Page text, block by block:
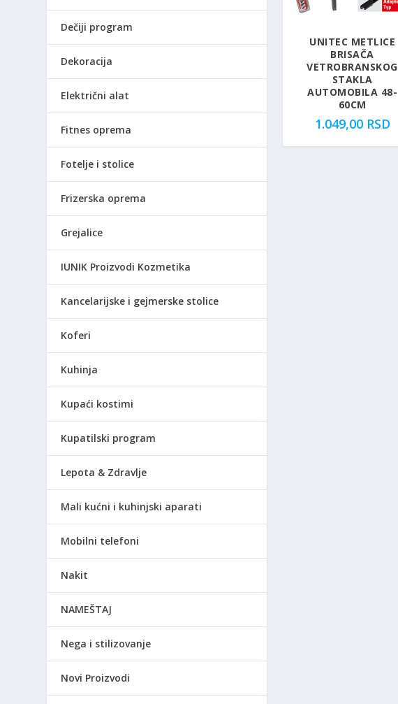
UNITEC METLICE
BRISAČA
VETROBRANSKOG
STAKLA
AUTOMOBILA 48-
60CM
1.049,00 RSD
Dečiji program
Dekoracija
Električni alat
Fitnes oprema
Fotelje i stolice
Frizerska oprema
Grejalice
IUNIK Proizvodi Kozmetika
Kancelarijske i gejmerske stolice
Koferi
Kuhinja
Kupaći kostimi
Kupatilski program
Lepota & Zdravlje
Mali kućni i kuhinjski aparati
Mobilni telefoni
Nakit
NAMEŠTAJ
Nega i stilizovanje
Novi Proizvodi